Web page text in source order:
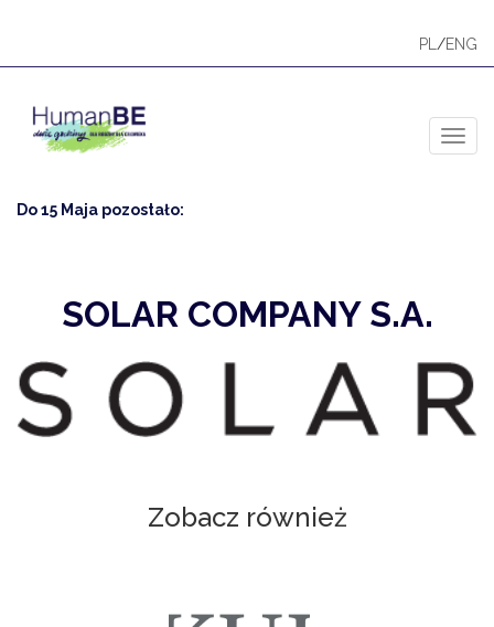
PL /ENG
Do 15 Maja pozostało:
SOLAR COMPANY S.A.
Zobacz również